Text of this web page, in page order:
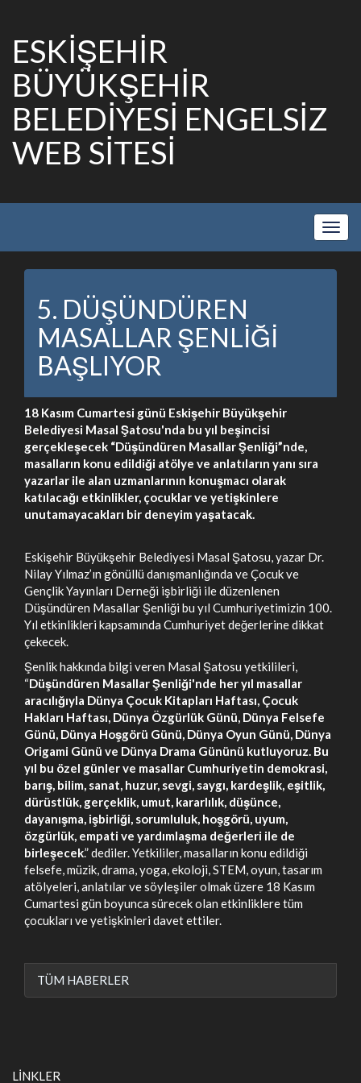
ESKİŞEHİR
BÜYÜKŞEHİR
BELEDİYESİ ENGELSİZ
WEB SİTESİ
Show
5. DÜŞÜNDÜREN
MASALLAR ŞENLİĞİ
BAŞLIYOR
18 Kasım Cumartesi günü Eskişehir Büyükşehir
Belediyesi Masal Şatosu'nda bu yıl beşincisi
gerçekleşecek “Düşündüren Masallar Şenliği”nde,
masalların konu edildiği atölye ve anlatıların yanı sıra
yazarlar ile alan uzmanlarının konuşmacı olarak
katılacağı etkinlikler, çocuklar ve yetişkinlere
unutamayacakları bir deneyim yaşatacak.
Eskişehir Büyükşehir Belediyesi Masal Şatosu, yazar Dr.
Nilay Yılmaz’ın gönüllü danışmanlığında ve Çocuk ve
Gençlik Yayınları Derneği işbirliği ile düzenlenen
Düşündüren Masallar Şenliği bu yıl Cumhuriyetimizin 100.
Yıl etkinlikleri kapsamında Cumhuriyet değerlerine dikkat
çekecek.
Şenlik hakkında bilgi veren Masal Şatosu yetkilileri,
“Düşündüren Masallar Şenliği'nde her yıl masallar
aracılığıyla Dünya Çocuk Kitapları Haftası, Çocuk
Hakları Haftası, Dünya Özgürlük Günü, Dünya Felsefe
Günü, Dünya Hoşgörü Günü, Dünya Oyun Günü, Dünya
Origami Günü ve Dünya Drama Gününü kutluyoruz. Bu
yıl bu özel günler ve masallar Cumhuriyetin demokrasi,
barış, bilim, sanat, huzur, sevgi, saygı, kardeşlik, eşitlik,
dürüstlük, gerçeklik, umut, kararlılık, düşünce,
dayanışma, işbirliği, sorumluluk, hoşgörü, uyum,
özgürlük, empati ve yardımlaşma değerleri ile de
birleşecek.” dediler. Yetkililer, masalların konu edildiği
felsefe, müzik, drama, yoga, ekoloji, STEM, oyun, tasarım
atölyeleri, anlatılar ve söyleşiler olmak üzere 18 Kasım
Cumartesi gün boyunca sürecek olan etkinliklere tüm
çocukları ve yetişkinleri davet ettiler.
TÜM HABERLER
LİNKLER